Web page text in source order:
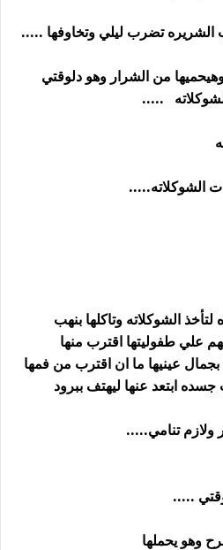
تضرب ليلي وتخاوفها .....
من الشرار وهو دلوقتي
.....
الشوكلاته.....
الشوكلاته وتاكلها بنهب
علي طفوليتها اقترب منها
عينيها ما ان اقترب من فمها
ابتعد عنها ليهتف ببرود
ولازم تنامي.....
.....
وهو يحملها